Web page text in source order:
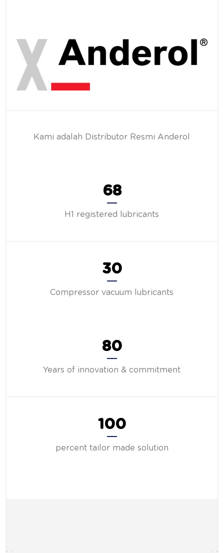
Kami adalah Distributor Resmi Anderol
68
H1 registered lubricants
30
Compressor vacuum lubricants
80
Years of innovation & commitment
100
percent tailor made solution